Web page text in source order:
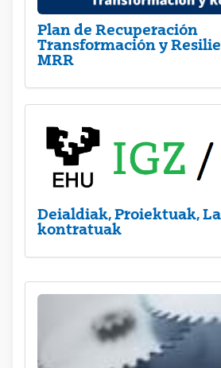
Plan de Recuperación
Transformación y
MRR
Deialdiak, Proiektuak,
kontratuak